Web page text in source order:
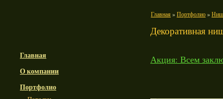
Главная»Портфолио»
Декоративная
Главная
О компании
Портфолио
Акция: Всем